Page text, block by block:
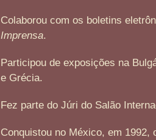
Colaborou com os boletins
Imprensa.
Participou de exposições na
e Grécia.
Fez parte do Júri do Salão
Conquistou no México, em 1992,